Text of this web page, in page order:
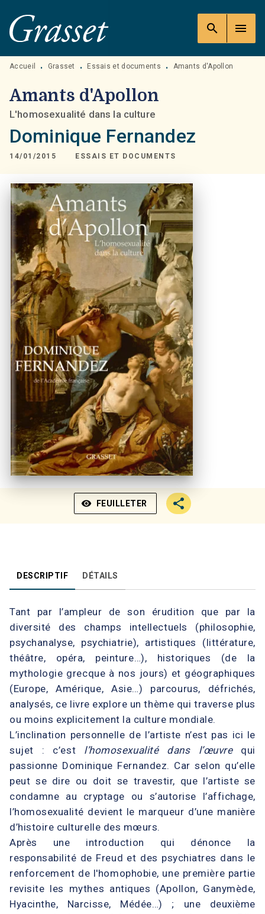
MENU RECHERCHE
PIED DE PAGE
search menu
Accueil • Grasset • Essais et documents • Amants d'Apollon
Amants d'Apollon
L'homosexualité dans la culture
Dominique Fernandez
14/01/2015 ESSAIS ET DOCUMENTS
visibility FEUILLETER
DESCRIPTIF DÉTAILS
Tant par l’ampleur de son érudition que par la
diversité des champs intellectuels (philosophie,
psychanalyse, psychiatrie), artistiques (littérature,
théâtre, opéra, peinture…), historiques (de la
mythologie grecque à nos jours) et géographiques
(Europe, Amérique, Asie…) parcourus, défrichés,
analysés, ce livre explore un thème qui traverse plus
ou moins explicitement la culture mondiale.
L’inclination personnelle de l’artiste n’est pas ici le
sujet : c’est l’homosexualité dans l’œuvrequi
passionne Dominique Fernandez. Car selon qu’elle
peut se dire ou doit se travestir, que l’artiste se
condamne au cryptage ou s’autorise l’affichage,
l’homosexualité devient le marqueur d’une manière
d’histoire culturelle des mœurs.
Après une introduction qui dénonce la
responsabilité de Freud et des psychiatres dans le
renforcement de l'homophobie, une première partie
revisite les mythes antiques (Apollon, Ganymède,
Hyacinthe, Narcisse, Médée…) ; une deuxième